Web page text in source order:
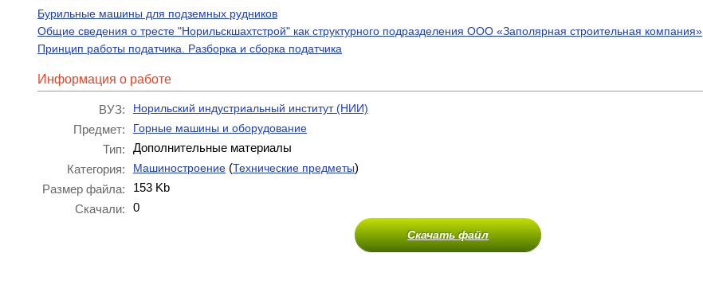
Бурильные машины для подземных рудников
Общие сведения о тресте "Норильскшахтстрой" как структурного подразделения ООО «Заполярная строительная компания»
Принцип работы податчика. Разборка и сборка податчика
Информация о работе
ВУЗ: Норильский индустриальный институт (НИИ)
Предмет: Горные машины и оборудование
Тип:
Дополнительные материалы
Категория:
Машиностроение (Технические предметы)
Размер файла:
153 Kb
Скачали:
0
Скачать файл